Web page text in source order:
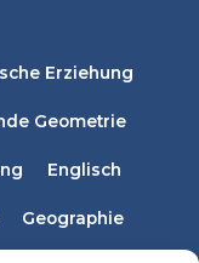
Erziehung
Geometrie
Englisch
Geographie